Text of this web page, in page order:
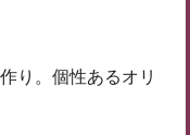
り。個性あるオリ